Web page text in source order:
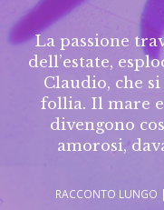
La passione
dell’estate,
Claudio, che
follia. Il mare
divengono
amorosi,
RACCONTO